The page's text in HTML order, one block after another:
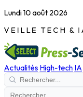
Lundi 10 août 2026
VEILLE TECH &
Actualités High-tech IA